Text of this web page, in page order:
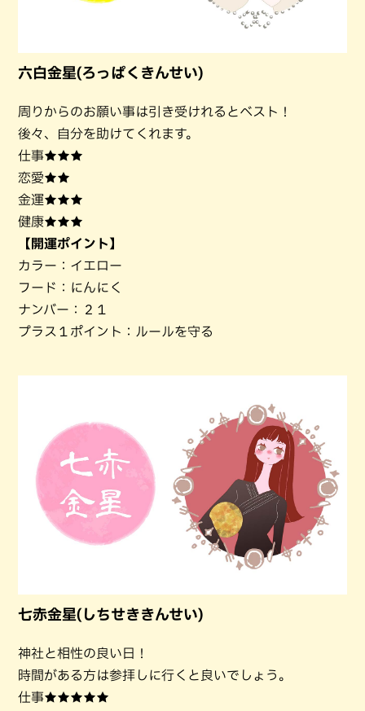
六白金星(ろっぱくきんせい)
周りからのお願い事は引き受けれるとベスト！
後々、自分を助けてくれます。
仕事★★★
恋愛★★
金運★★★
健康★★★
【開運ポイント】
カラー：イエロー
フード：にんにく
ナンバー：２１
プラス１ポイント：ルールを守る
七赤金星(しちせききんせい)
神社と相性の良い日！
時間がある方は参拝しに行くと良いでしょう。
仕事★★★★★